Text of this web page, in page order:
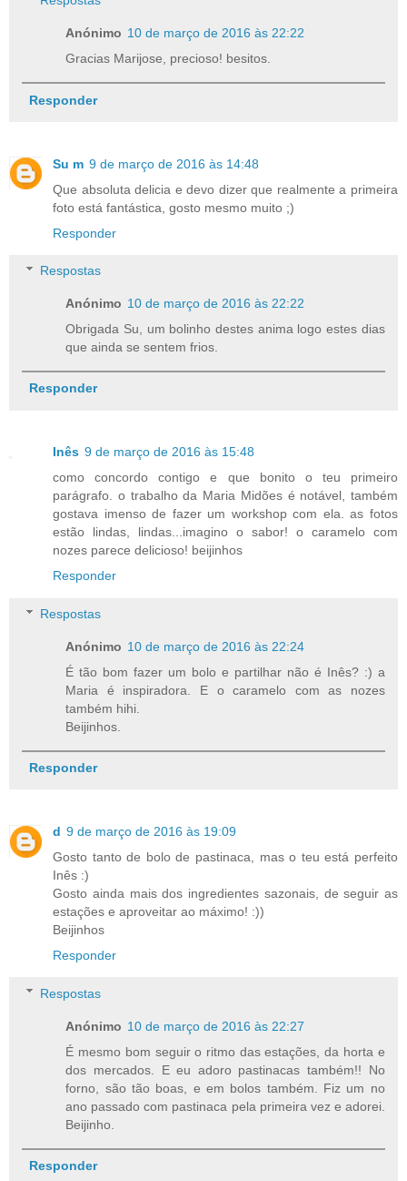
Anónimo 10 de março de 2016 às 22:22
Gracias Marijose, precioso! besitos.
Responder
Su m 9 de março de 2016 às 14:48
Que absoluta delicia e devo dizer que realmente a primeira
foto está fantástica, gosto mesmo muito ;)
Responder
Respostas
Anónimo 10 de março de 2016 às 22:22
Obrigada Su, um bolinho destes anima logo estes dias
que ainda se sentem frios.
Responder
Inês 9 de março de 2016 às 15:48
como concordo contigo e que bonito o teu primeiro
parágrafo. o trabalho da Maria Midões é notável, também
gostava imenso de fazer um workshop com ela. as fotos
estão lindas, lindas...imagino o sabor! o caramelo com
nozes parece delicioso! beijinhos
Responder
Respostas
Anónimo 10 de março de 2016 às 22:24
É tão bom fazer um bolo e partilhar não é Inês? :) a
Maria é inspiradora. E o caramelo com as nozes
também hihi.
Beijinhos.
Responder
d 9 de março de 2016 às 19:09
Gosto tanto de bolo de pastinaca, mas o teu está perfeito
Inês :)
Gosto ainda mais dos ingredientes sazonais, de seguir as
estações e aproveitar ao máximo! :))
Beijinhos
Responder
Respostas
Anónimo 10 de março de 2016 às 22:27
É mesmo bom seguir o ritmo das estações, da horta e
dos mercados. E eu adoro pastinacas também!! No
forno, são tão boas, e em bolos também. Fiz um no
ano passado com pastinaca pela primeira vez e adorei.
Beijinho.
Responder